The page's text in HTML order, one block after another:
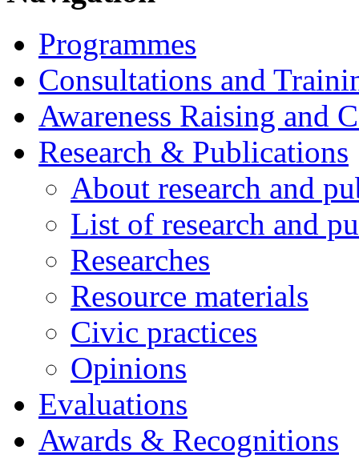
Programmes
Consultations and
Awareness Raising and
Research & Publications
About research and
List of research and
Researches
Resource materials
Civic practices
Opinions
Evaluations
Awards & Recognitions